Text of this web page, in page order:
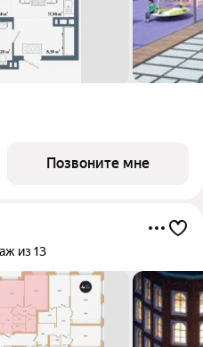
Позвоните мне
из 13